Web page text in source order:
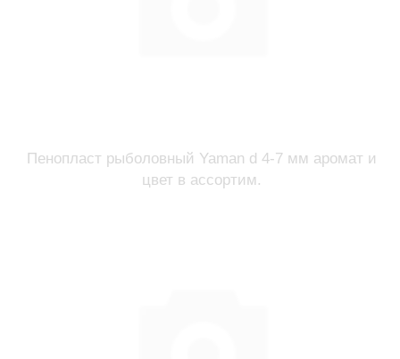
Пенопласт рыболовный Yaman d 4-7 мм аромат и
цвет в ассортим.